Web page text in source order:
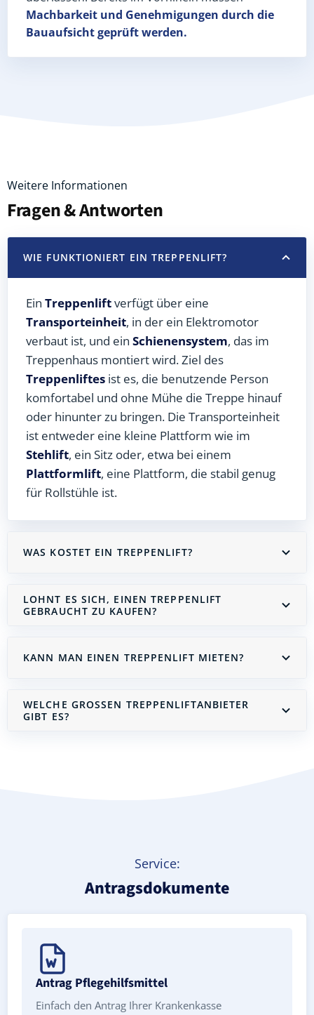
Machbarkeit und Genehmigungen durch die
Bauaufsicht geprüft werden.
Weitere Informationen
Fragen & Antworten
WIE FUNKTIONIERT EIN TREPPENLIFT?
Ein Treppenliftverfügt über eine
Transporteinheit, in der ein Elektromotor
verbaut ist, und ein Schienensystem, das im
Treppenhaus montiert wird. Ziel des
Treppenliftes ist es, die benutzende Person
komfortabel und ohne Mühe die Treppe hinauf
oder hinunter zu bringen. Die Transporteinheit
ist entweder eine kleine Plattform wie im
Stehlift, ein Sitz oder, etwa bei einem
Plattformlift, eine Plattform, die stabil genug
für Rollstühle ist.
WAS KOSTET EIN TREPPENLIFT?
LOHNT ES SICH, EINEN TREPPENLIFT
GEBRAUCHT ZU KAUFEN?
KANN MAN EINEN TREPPENLIFT MIETEN?
WELCHE GROSSEN TREPPENLIFTANBIETER G
IBT ES?
Service:
Antragsdokumente
Antrag Pflegehilfsmittel
Einfach den Antrag Ihrer Krankenkasse